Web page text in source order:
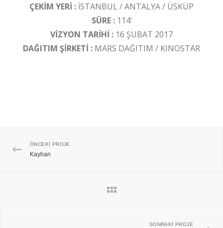
ÇEKİM YERİ : İSTANBUL / ANTALYA / ÜSKÜP
SÜRE :114’
VİZYON TARİHİ : 16 ŞUBAT 2017
DAĞITIM ŞİRKETİ : MARS DAĞITIM / KINOSTAR
ÖNCEKI PROJE
Kayhan
SONRAKI PROJE